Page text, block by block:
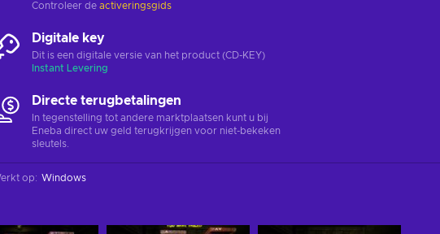
Controleer de activeringsgids
Digitale key
Dit is een digitale versie van het product (CD-KEY)
Instant Levering
Directe terugbetalingen
In tegenstelling tot andere marktplaatsen kunt u bij
Eneba direct uw geld terugkrijgen voor niet-bekeken
sleutels.
op: Windows